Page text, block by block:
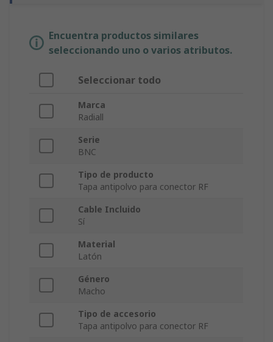
Encuentra productos similares
seleccionando uno o varios atributos.
Seleccionar todo
Marca
Radiall
Serie
BNC
Tipo de producto
Tapa antipolvo para conector RF
Cable Incluido
Sí
Material
Latón
Género
Macho
Tipo de accesorio
Tapa antipolvo para conector RF